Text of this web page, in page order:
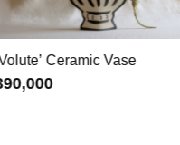
‘Krater N°2’